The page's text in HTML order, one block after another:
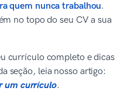
quem nunca trabalhou.
no topo do seu CV a sua
currículo completo e dicas
seção, leia nosso artigo:
um currículo.